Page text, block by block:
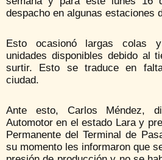
despacho en algunas estaciones
Esto ocasionó largas colas
unidades disponibles debido al
surtir. Esto se traduce en
ciudad.
Ante esto, Carlos Méndez,
Automotor en el estado Lara y
Permanente del Terminal de
su momento les informaron que